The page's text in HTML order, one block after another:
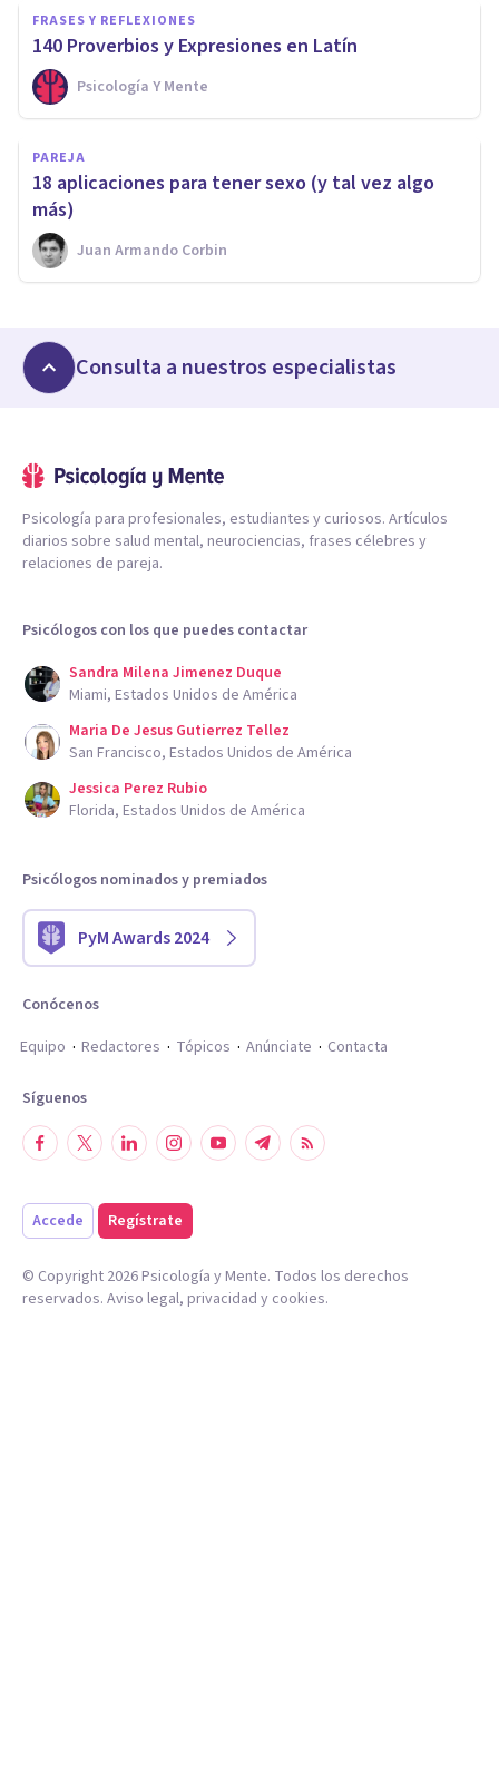
FRASES Y REFLEXIONES
140 Proverbios y Expresiones en Latín
Psicología Y Mente
PAREJA
18 aplicaciones para tener sexo (y tal vez algo
más)
Juan Armando Corbin
Consulta a nuestros especialistas
Psicología para profesionales, estudiantes y curiosos. Artículos
diarios sobre salud mental, neurociencias, frases célebres y
relaciones de pareja.
Psicólogos con los que puedes contactar
Sandra Milena Jimenez Duque
Miami, Estados Unidos de América
Maria De Jesus Gutierrez Tellez
San Francisco, Estados Unidos de América
Jessica Perez Rubio
Florida, Estados Unidos de América
Psicólogos nominados y premiados
PyM Awards 2024
Conócenos
Equipo
Redactores Tópicos Anúnciate Contacta
Síguenos
Accede Regístrate
© Copyright 2026Psicología y Mente. Todos los derechos
reservados. Aviso legal, privacidad y cookies.